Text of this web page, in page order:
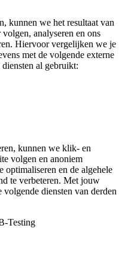
kunnen we het resultaat van
analyseren en ons
Hiervoor vergelijken we je
met de volgende externe
al gebruikt:
kunnen we klik- en
volgen en anoniem
optimaliseren en de algehele
te verbeteren. Met jouw
diensten van derden
Testing